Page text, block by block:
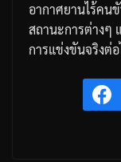
อากาศยานไร้คน
สถานะการต่างๆ
การแข่งขันจริงต่